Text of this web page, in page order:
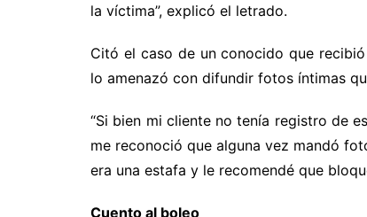
la víctima”, explicó el letrado.
Citó el caso de un conocido que
lo amenazó con difundir fotos íntimas
“Si bien mi cliente no tenía registro de
me reconoció que alguna vez mandó
era una estafa y le recomendé que
Cuento al boleo